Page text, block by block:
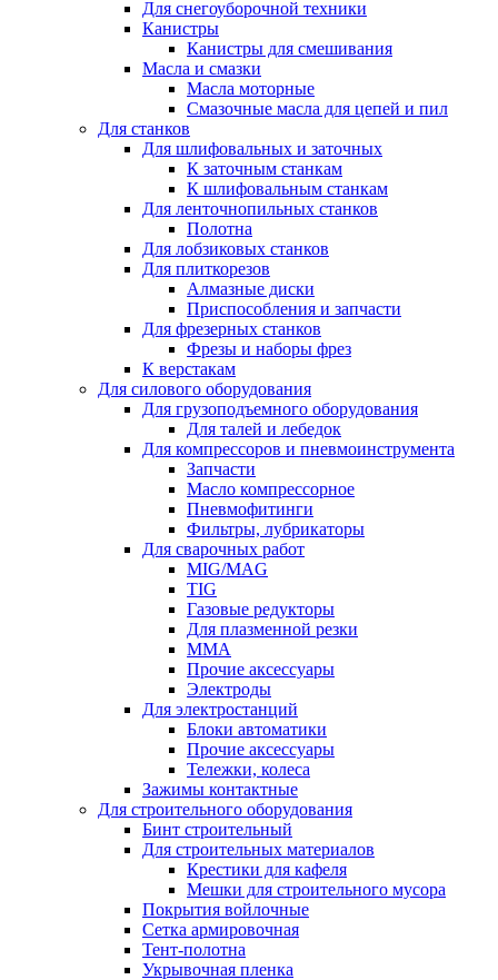
Для снегоуборочной техники
Канистры
Канистры для смешивания
Масла и смазки
Масла моторные
Смазочные масла для цепей и пил
Для станков
Для шлифовальных и заточных
К заточным станкам
К шлифовальным станкам
Для ленточнопильных станков
Полотна
Для лобзиковых станков
Для плиткорезов
Алмазные диски
Приспособления и запчасти
Для фрезерных станков
Фрезы и наборы фрез
К верстакам
Для силового оборудования
Для грузоподъемного оборудования
Для талей и лебедок
Для компрессоров и пневмоинструмента
Запчасти
Масло компрессорное
Пневмофитинги
Фильтры, лубрикаторы
Для сварочных работ
MIG/MAG
TIG
Газовые редукторы
Для плазменной резки
ММА
Прочие аксессуары
Электроды
Для электростанций
Блоки автоматики
Прочие аксессуары
Тележки, колеса
Зажимы контактные
Для строительного оборудования
Бинт строительный
Для строительных материалов
Крестики для кафеля
Мешки для строительного мусора
Покрытия войлочные
Сетка армировочная
Тент-полотна
Укрывочная пленка